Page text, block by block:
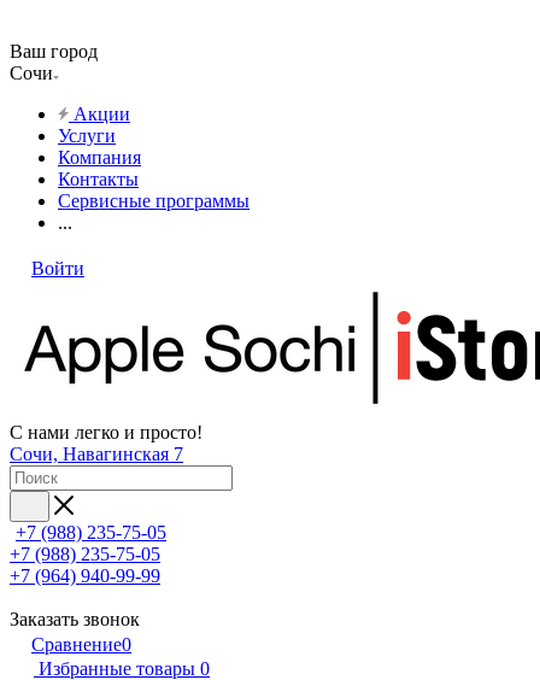
Ваш город
Сочи
Акции
Услуги
Компания
Контакты
Сервисные программы
...
Войти
С нами легко и просто!
Сочи, Навагинская 7
+7 (988) 235-75-05
+7 (988) 235-75-05
+7 (964) 940-99-99
Заказать звонок
Сравнение0
Избранные товары 0